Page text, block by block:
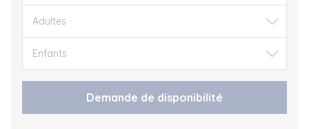
Demande de disponibilité